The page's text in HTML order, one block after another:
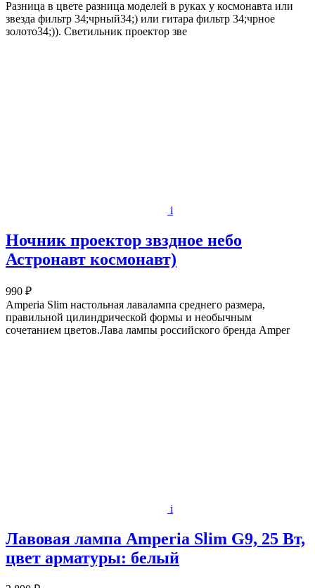
Разница в цвете разница моделей в руках у космонавта или
звезда фильтр 34;чрный34;) или гитара фильтр 34;чрное
золото34;)). Светильник проектор зве
i
Ночник проектор звздное небо
Астронавт космонавт)
990 ₽
Amperia Slim настольная лавалампа среднего размера,
правильной цилиндрической формы и необычным
сочетанием цветов.Лава лампы российского бренда Amper
i
Лавовая лампа Amperia Slim G9, 25 Вт,
цвет арматуры: белый